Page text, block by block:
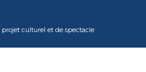
culturel et de spectacle